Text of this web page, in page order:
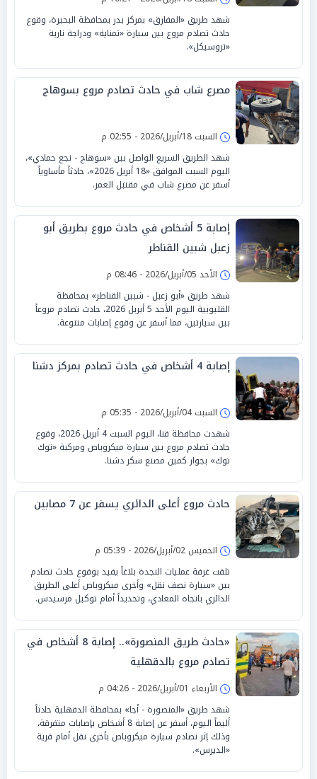
شهد طريق «المفارق» بمركز بدر بمحافظة البحيرة، وقوع
حادث تصادم مروع بين سيارة «تمناية» ودراجة نارية
«تروسيكل».
مصرع شاب في حادث تصادم مروع بسوهاج
السبت 18/أبريل/2026 - 02:55 م
شهد الطريق السريع الواصل بين «سوهاج - نجع حمادي»،
اليوم السبت الموافق «18 أبريل 2026»، حادثاً مأساوياً
أسفر عن مصرع شاب في مقتبل العمر.
إصابة 5 أشخاص في حادث مروع بطريق أبو
زعبل شبين القناطر
الأحد 05/أبريل/2026 - 08:46 م
شهد طريق «أبو زعبل - شبين القناطر» بمحافظة
القليوبية اليوم الأحد 5 أبريل 2026، حادث تصادم مروعاً
بين سيارتين، مما أسفر عن وقوع إصابات متنوعة.
إصابة 4 أشخاص في حادث تصادم بمركز دشنا
السبت 04/أبريل/2026 - 05:35 م
شهدت محافظة قنا، اليوم السبت 4 أبريل 2026، وقوع
حادث تصادم مروع بين سيارة ميكروباص ومركبة «توك
توك» بجوار كمين مصنع سكر دشنا.
حادث مروع أعلى الدائري يسفر عن 7 مصابين
الخميس 02/أبريل/2026 - 05:39 م
تلقت غرفة عمليات النجدة بلاغاً يفيد بوقوع حادث تصادم
بين «سيارة نصف نقل» وأخرى ميكروباص أعلى الطريق
الدائري باتجاه المعادي، وتحديداً أمام توكيل مرسيدس.
«حادث طريق المنصورة».. إصابة 8 أشخاص في
تصادم مروع بالدقهلية
الأربعاء 01/أبريل/2026 - 04:26 م
شهد طريق «المنصورة - أجا» بمحافظة الدقهلية حادثاً
أليماً اليوم، أسفر عن إصابة 8 أشخاص بإصابات متفرقة،
وذلك إثر تصادم سيارة ميكروباص بأخرى نقل أمام قرية
«الديرس».